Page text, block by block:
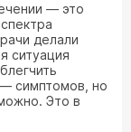
— это
делали
ситуация
симптомов, но
Это в